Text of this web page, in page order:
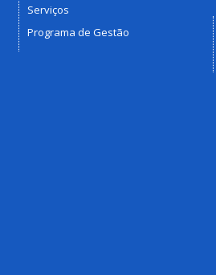
Serviços
Programa de Gestão